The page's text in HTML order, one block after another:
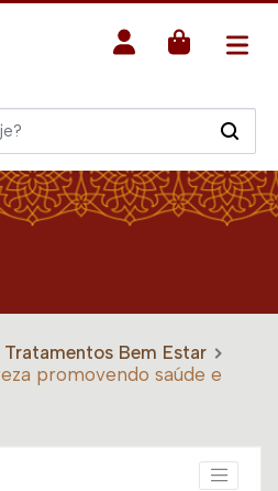
Tratamentos Bem Estar
promovendo saúde e